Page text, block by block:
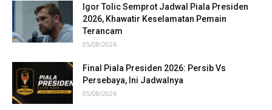
Igor Tolic Semprot Jadwal Piala Presiden
2026, Khawatir Keselamatan Pemain
Terancam
05/08/2026
Final Piala Presiden 2026: Persib Vs
Persebaya, Ini Jadwalnya
05/08/2026